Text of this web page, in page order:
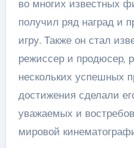
во многих известных
получил ряд наград и
игру. Также он стал
режиссер и продюсер,
нескольких успешных
достижения сделали
уважаемых и
мировой